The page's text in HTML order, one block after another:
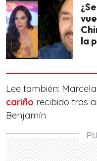
la
Lee también:
cariño recibido tras
Benjamín